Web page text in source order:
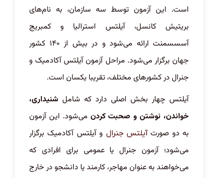
است. این آزمون توسط سه سازمان، به نام‌های
بریتیش کانسل، آیلتس استرالیا و کمبریج
آسسسمنت ارائه می‌شود و در بیش از ۱۴۰ کشور
جهان برگزار می‌شود. مراحل آزمون آیلتس آکادمیک و
جنرال در کشورهای مختلف، تقریبا یکسان است.
آیلتس چهار بخش اصلی دارد که شامل شنیداری،
خواندن، نوشتن و صحبت کردن می‌شود. این آزمون
به دو صورتآیلتس جنرال و آیلتس آکادمیک برگزار
می‌شود؛ آزمون جنرال یا عمومی برای افرادی که
می‌خواهند به عنوان مهاجر، کارمند یا دانشجو در خارج